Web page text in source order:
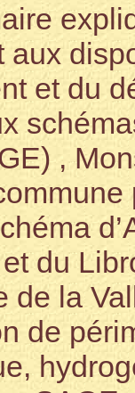
aux
et du
,
du
de la
de